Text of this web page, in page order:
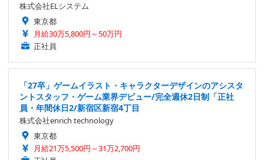
株式会社ELシステム
東京都
月給30万5,800円～50万円
正社員
「27卒」ゲームイラスト・キャラクターデザインのアシスタ
ントスタッフ・ゲーム業界デビュー/完全週休2日制「正社
員・年間休日2/新宿区新宿4丁目
株式会社enrich technology
東京都
月給21万5,500円～31万2,700円